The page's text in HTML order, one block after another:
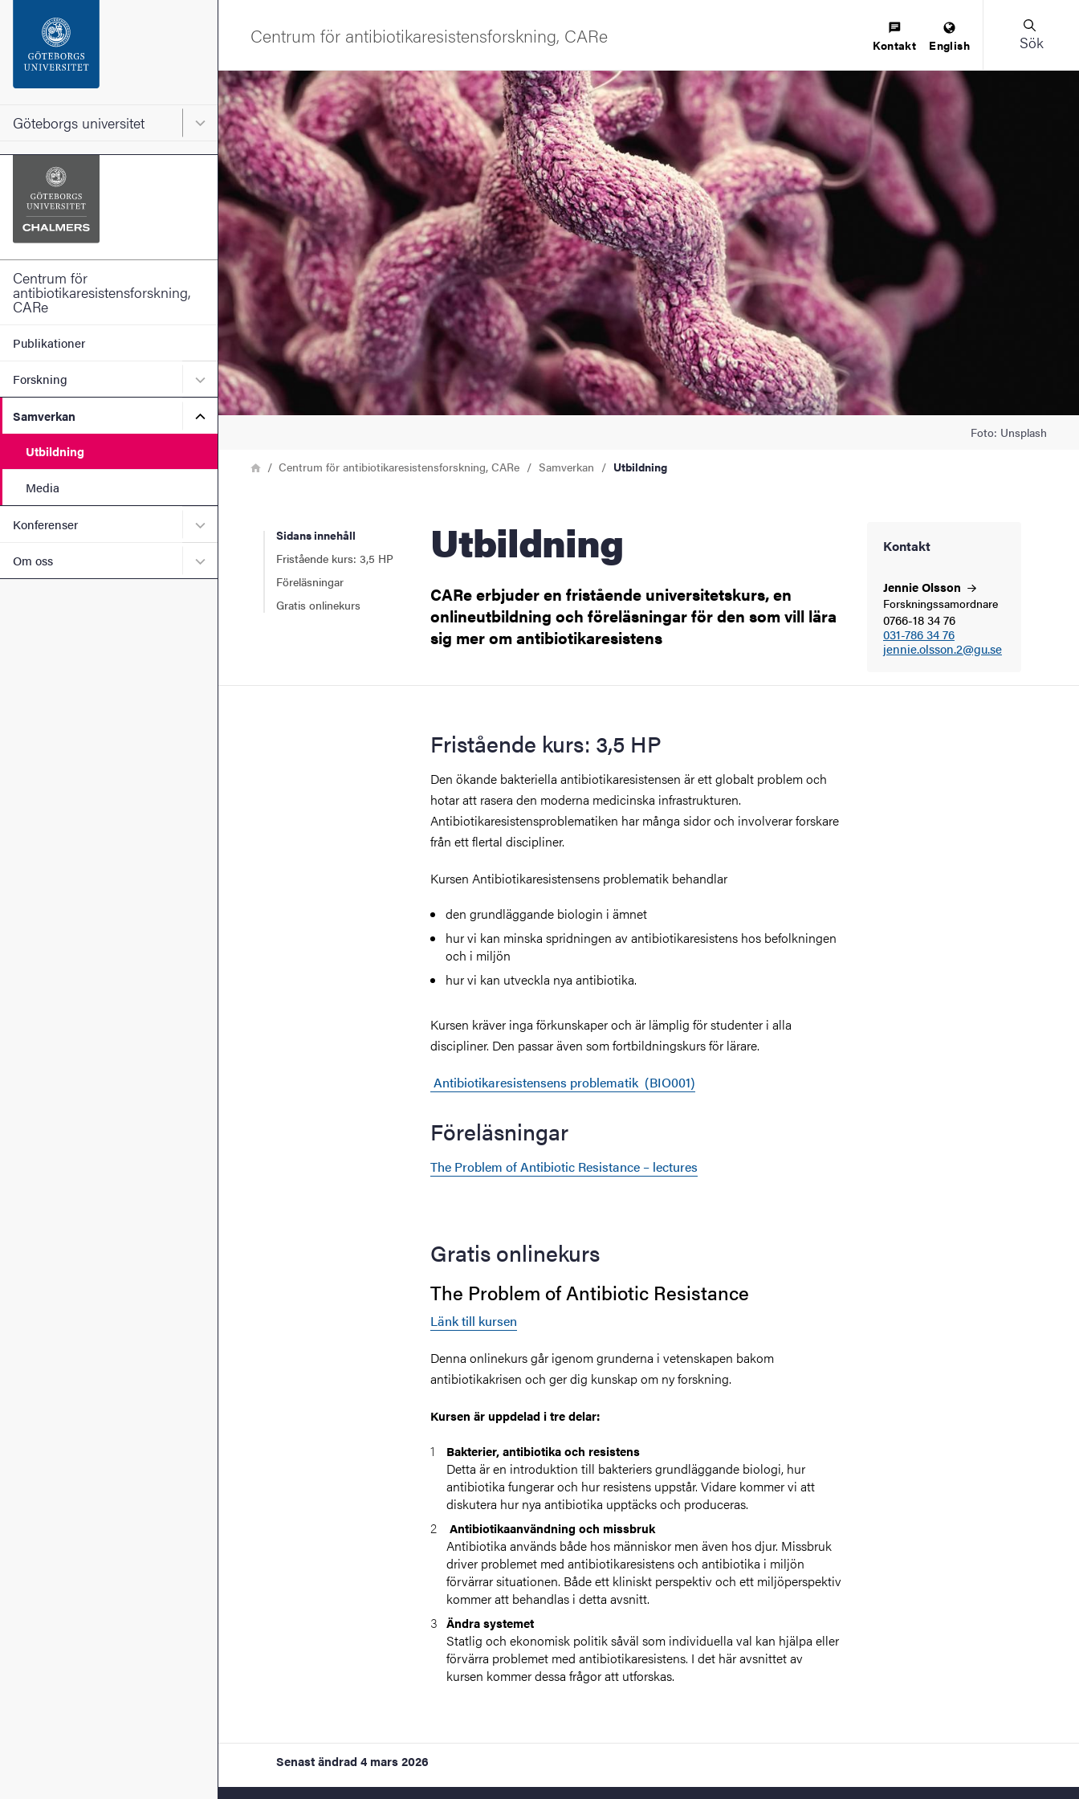
Sidfoten
Om webbplatsen
Göteborgs universitet Huvudmeny för Göteborgs universitet
Centrum för
antibiotikaresistensforskning,
CARe
Publikationer
Forskning Undermeny för Forskning
Samverkan Undermeny för Samverkan
Utbildning
Media
Konferenser Undermeny för Konferenser
Om oss Undermeny för Om oss
Centrum för antibiotikaresistensforskning, CARe Kontakt English Sök
Bild
Foto: Unsplash
LänkstigHemCentrum för antibiotikaresistensforskning, CARe Samverkan Utbildning
Sidans innehåll
Fristående kurs: 3,5 HP
Föreläsningar
Gratis onlinekurs
Utbildning
CARe erbjuder en fristående universitetskurs, en
onlineutbildning och föreläsningar för den som vill lära
sig mer om antibiotikaresistens
Kontakt
JennieOlsson
Forskningssamordnare
0766-18 34 76
031-786 34 76
jennie.olsson.2@gu.se
Fristående kurs: 3,5 HP
Den ökande bakteriella antibiotikaresistensen är ett globalt problem och
hotar att rasera den moderna medicinska infrastrukturen.
Antibiotikaresistensproblematiken har många sidor och involverar forskare
från ett flertal discipliner.
Kursen Antibiotikaresistensens problematik behandlar
den grundläggande biologin i ämnet
hur vi kan minska spridningen av antibiotikaresistens hos befolkningen
och i miljön
hur vi kan utveckla nya antibiotika.
Kursen kräver inga förkunskaper och är lämplig för studenter i alla
discipliner. Den passar även som fortbildningskurs för lärare.
Antibiotikaresistensens problematik (BIO001)
Föreläsningar
The Problem of Antibiotic Resistance – lectures
Gratis onlinekurs
The Problem of Antibiotic Resistance
Länk till kursen
Denna onlinekurs går igenom grunderna i vetenskapen bakom
antibiotikakrisen och ger dig kunskap om ny forskning.
Kursen är uppdelad i tre delar:
Bakterier, antibiotika och resistens
Detta är en introduktion till bakteriers grundläggande biologi, hur
antibiotika fungerar och hur resistens uppstår. Vidare kommer vi att
diskutera hur nya antibiotika upptäcks och produceras.
Antibiotikaanvändning och missbruk
Antibiotika används både hos människor men även hos djur. Missbruk
driver problemet med antibiotikaresistens och antibiotika i miljön
förvärrar situationen. Både ett kliniskt perspektiv och ett miljöperspektiv
kommer att behandlas i detta avsnitt.
Ändra systemet
Statlig och ekonomisk politik såväl som individuella val kan hjälpa eller
förvärra problemet med antibiotikaresistens. I det här avsnittet av
kursen kommer dessa frågor att utforskas.
Senast ändrad 4 mars 2026